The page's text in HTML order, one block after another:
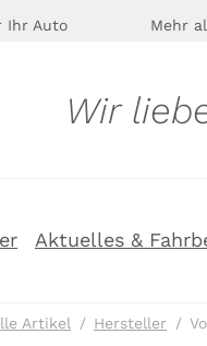
Ihr Auto Mehr
Wir
Aktuelles &
Artikel Hersteller